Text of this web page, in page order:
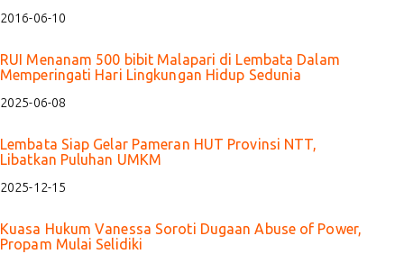
2016-06-10
RUI Menanam 500 bibit Malapari di Lembata Dalam
Memperingati Hari Lingkungan Hidup Sedunia
2025-06-08
Lembata Siap Gelar Pameran HUT Provinsi NTT,
Libatkan Puluhan UMKM
2025-12-15
Kuasa Hukum Vanessa Soroti Dugaan Abuse of Power,
Propam Mulai Selidiki